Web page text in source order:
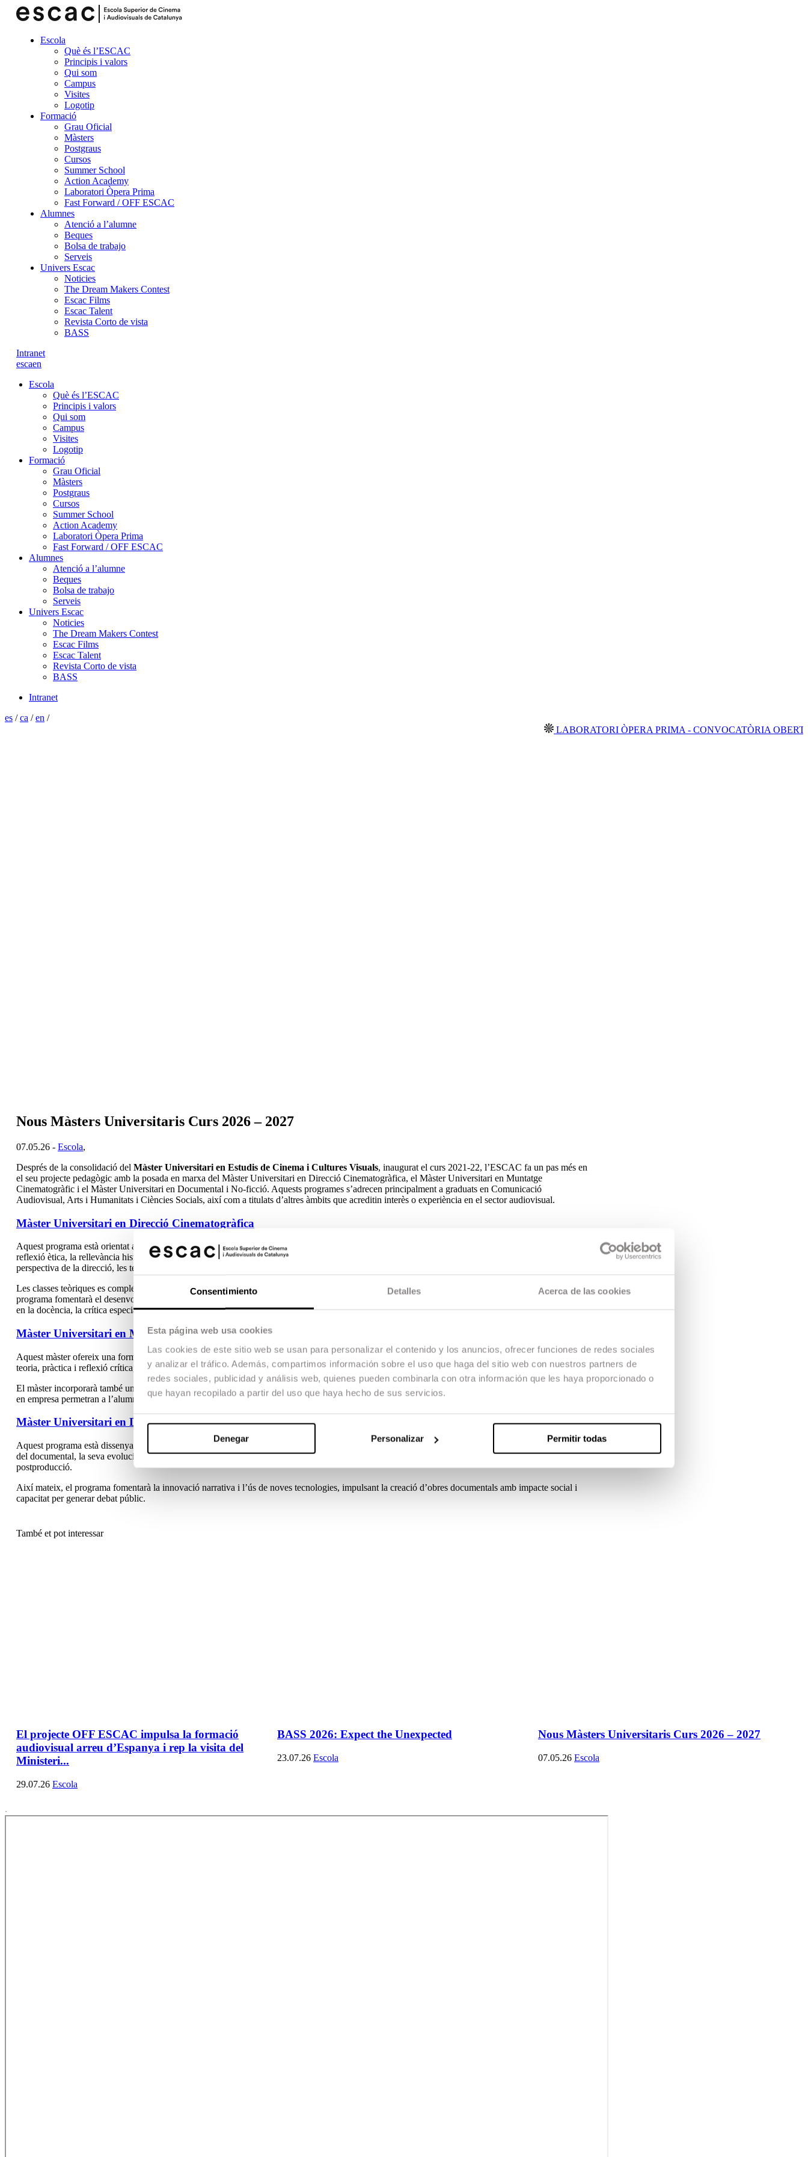
Consentimiento Detalles Acerca de las cookies
Esta página web usa cookies
Las cookies de este sitio web se usan para personalizar el contenido y los anuncios, ofrecer funciones de redes sociales
y analizar el tráfico. Además, compartimos información sobre el uso que haga del sitio web con nuestros partners de
redes sociales, publicidad y análisis web, quienes pueden combinarla con otra información que les haya proporcionado o
que hayan recopilado a partir del uso que haya hecho de sus servicios.
Denegar Personalizar Permitir todas
Escola
Què és l’ESCAC
Principis i valors
Qui som
Campus
Visites
Logotip
Formació
Grau Oficial
Màsters
Postgraus
Cursos
Summer School
Action Academy
Laboratori Òpera Prima
Fast Forward / OFF ESCAC
Alumnes
Atenció a l’alumne
Beques
Bolsa de trabajo
Serveis
Univers Escac
Noticies
The Dream Makers Contest
Escac Films
Escac Talent
Revista Corto de vista
BASS
Intranet
escaen
Escola
Què és l’ESCAC
Principis i valors
Qui som
Campus
Visites
Logotip
Formació
Grau Oficial
Màsters
Postgraus
Cursos
Summer School
Action Academy
Laboratori Òpera Prima
Fast Forward / OFF ESCAC
Alumnes
Atenció a l’alumne
Beques
Bolsa de trabajo
Serveis
Univers Escac
Noticies
The Dream Makers Contest
Escac Films
Escac Talent
Revista Corto de vista
BASS
Intranet
es /ca /en /
LABORATORI ÒPERA PRIMA - CONVOCATÒRIA OBERTA 2026
Nous Màsters Universitaris Curs 2026 – 2027
07.05.26 - Escola,
Després de la consolidació del Màster Universitari en Estudis de Cinema i Cultures Visuals, inaugurat el curs 2021-22, l’ESCAC fa un pas més en
el seu projecte pedagògic amb la posada en marxa del Màster Universitari en Direcció Cinematogràfica, el Màster Universitari en Muntatge
Cinematogràfic i el Màster Universitari en Documental i No-ficció. Aquests programes s’adrecen principalment a graduats en Comunicació
Audiovisual, Arts i Humanitats i Ciències Socials, així com a titulats d’altres àmbits que acreditin interès o experiència en el sector audiovisual.
Màster Universitari en Direcció Cinematogràfica
Aquest programa està orientat a la formació de professionals i investigadors en l’àmbit de la direcció cinematogràfica, amb un èmfasi especial en la
reflexió ètica, la rellevància històrica i les possibilitats estètiques del llenguatge audiovisual. El màster aprofundirà en la dramatúrgia des de la
perspectiva de la direcció, les teories de cineastes i l’anàlisi de casos històrics i contemporanis.
Les classes teòriques es complementaran amb formació pràctica centrada en la direcció d’actors i la coordinació de l’equip tècnic i artístic. A més, el
programa fomentarà el desenvolupament del pensament crític i la recerca acadèmica, obrint sortides professionals tant en la indústria audiovisual com
en la docència, la crítica especialitzada o la curadoria cinematogràfica.
Màster Universitari en Muntatge Cinematogràfic
Aquest màster ofereix una formació integral orientada al domini del llenguatge del muntatge com a eina narrativa i expressiva. El programa combinarà
teoria, pràctica i reflexió crítica, proporcionant una base sòlida en història del muntatge, llenguatge audiovisual i estructura del guió.
El màster incorporarà també una formació avançada en eines digitals contemporànies i en la gestió del flux complet de postproducció. Les pràctiques
en empresa permetran a l’alumnat integrar-se en entorns professionals reals i adquirir experiència directa en la indústria audiovisual.
Màster Universitari en Documental i No-ficció
Aquest programa està dissenyat per oferir una formació especialitzada en la creació i l’estudi del documental contemporani. El màster abordarà la teoria
del documental, la seva evolució històrica i les seves diferents metodologies, juntament amb una formació pràctica en producció, direcció i
postproducció.
Així mateix, el programa fomentarà la innovació narrativa i l’ús de noves tecnologies, impulsant la creació d’obres documentals amb impacte social i
capacitat per generar debat públic.
També et pot interessar
El projecte OFF ESCAC impulsa la formació
audiovisual arreu d’Espanya i rep la visita del
Ministeri...
29.07.26 Escola
BASS 2026: Expect the Unexpected
23.07.26 Escola
Nous Màsters Universitaris Curs 2026 – 2027
07.05.26 Escola